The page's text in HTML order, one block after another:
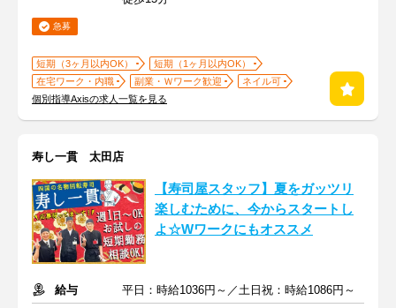
急募
短期（3ヶ月以内OK）
短期（1ヶ月以内OK）
在宅ワーク・内職
副業・Ｗワーク歓迎
ネイル可
個別指導Axisの求人一覧を見る
寿し一貫 太田店
【寿司屋スタッフ】夏をガッツリ
楽しむために、今からスタートし
よ☆Wワークにもオススメ
給与
平日：時給1036円～／土日祝：時給1086円～